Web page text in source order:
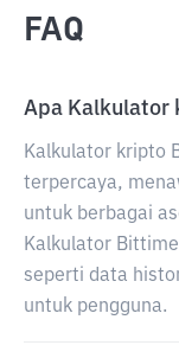
FAQ
Apa Kalkulator
Kalkulator kripto
terpercaya,
untuk berbagai
Kalkulator
seperti data
untuk pengguna.